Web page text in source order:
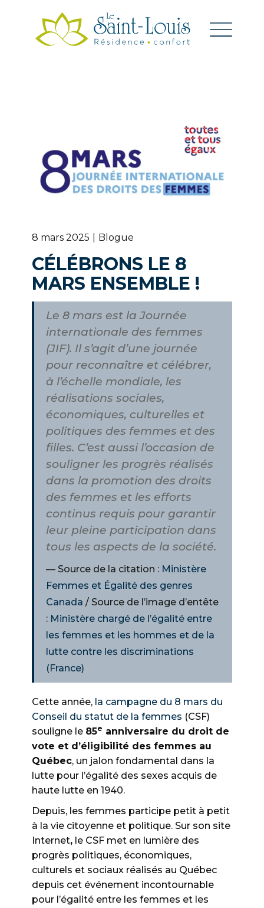
8 mars 2025 Blogue
CÉLÉBRONS LE 8
MARS ENSEMBLE !
Le 8 mars est la Journée
internationale des femmes
(JIF). Il s’agit d’une journée
pour reconnaître et célébrer,
à l’échelle mondiale, les
réalisations sociales,
économiques, culturelles et
politiques des femmes et des
filles. C’est aussi l’occasion de
souligner les progrès réalisés
dans la promotion des droits
des femmes et les efforts
continus requis pour garantir
leur pleine participation dans
tous les aspects de la société.
Source de la citation : Ministère
Femmes et Égalité des genres
Canada / Source de l’image d’entête
: Ministère chargé de l’égalité entre
les femmes et les hommes et de la
lutte contre les discriminations
(France)
Cette année, la campagne du 8 mars du
Conseil du statut de la femmes (CSF)
souligne le 85e anniversaire du droit de
vote et d’éligibilité des femmes au
Québec, un jalon fondamental dans la
lutte pour l’égalité des sexes acquis de
haute lutte en 1940.
Depuis, les femmes participe petit à petit
à la vie citoyenne et politique. Sur son site
Internet, le CSF met en lumière des
progrès politiques, économiques,
culturels et sociaux réalisés au Québec
depuis cet événement incontournable
pour l’égalité entre les femmes et les